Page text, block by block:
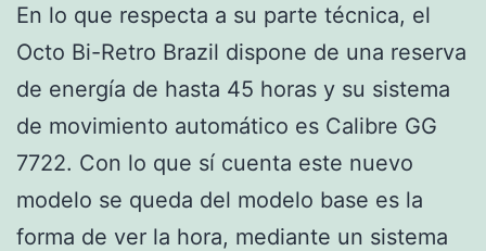
En lo que respecta a su parte técnica, el
Octo Bi-Retro Brazil dispone de una reserva
de energía de hasta 45 horas y su sistema
de movimiento automático es Calibre GG
7722. Con lo que sí cuenta este nuevo
modelo se queda del modelo base es la
forma de ver la hora, mediante un sistema